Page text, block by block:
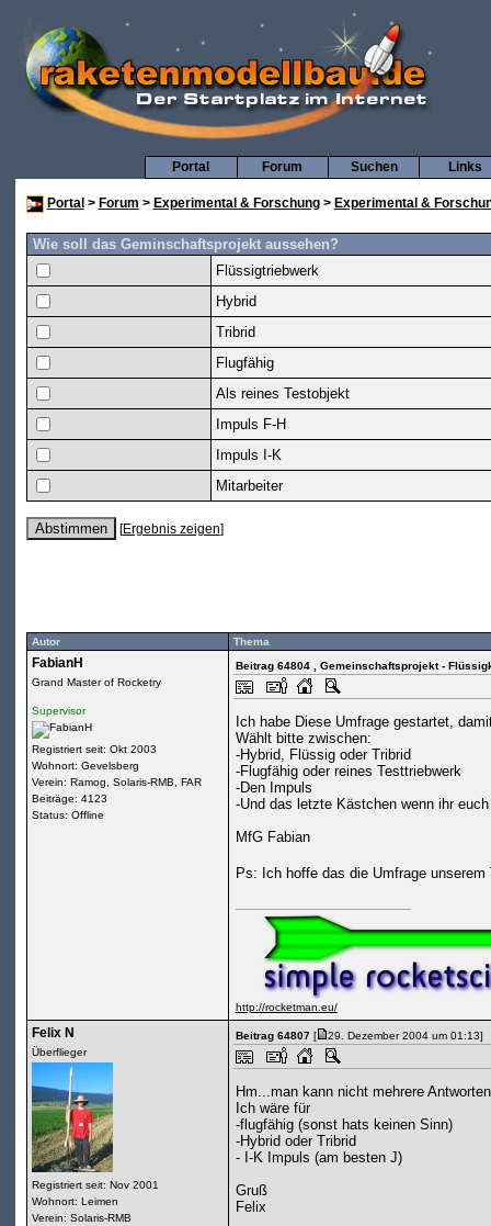
Links
Suchen
Forum
Portal
Portal > Forum > Experimental & Forschung> Experimental &
Wie soll das Geminschaftsprojekt aussehen?
Flüssigtriebwerk
Hybrid
Tribrid
Flugfähig
Als reines Testobjekt
Impuls F-H
Impuls I-K
Mitarbeiter
[Ergebnis zeigen]
Autor Thema
FabianH
Grand Master of Rocketry
Supervisor
Registriert seit: Okt 2003
Wohnort: Gevelsberg
Verein: Ramog, Solaris-RMB, FAR
Beiträge: 4123
Status: Offline
Beitrag 64804 , Gemeinschaftsprojekt -
Ich habe Diese Umfrage gestartet,
Wählt bitte zwischen:
-Hybrid, Flüssig oder Tribrid
-Flugfähig oder reines Testtriebwerk
-Den Impuls
-Und das letzte Kästchen wenn ihr
MfG Fabian
Ps: Ich hoffe das die Umfrage
http://rocketman.eu/
Felix N
Überflieger
Registriert seit: Nov 2001
Wohnort: Leimen
Verein: Solaris-RMB
Beitrag 64807[ 29. Dezember 2004 um 01:13]
Hm...man kann nicht mehrere
Ich wäre für
-flugfähig (sonst hats keinen Sinn)
-Hybrid oder Tribrid
- I-K Impuls (am besten J)
Gruß
Felix